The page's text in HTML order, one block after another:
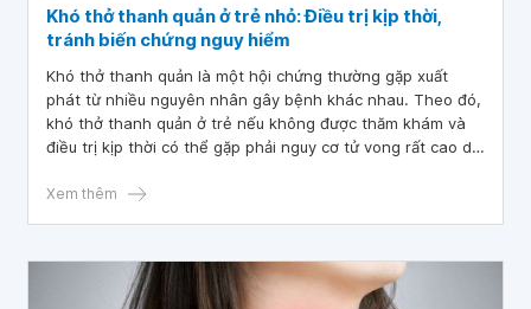
Khó thở thanh quản ở trẻ nhỏ: Điều trị kịp thời,
tránh biến chứng nguy hiểm
Khó thở thanh quản là một hội chứng thường gặp xuất
phát từ nhiều nguyên nhân gây bệnh khác nhau. Theo đó,
khó thở thanh quản ở trẻ nếu không được thăm khám và
điều trị kịp thời có thể gặp phải nguy cơ tử vong rất cao do
bác sĩ phải chẩn đoán nhanh, chính xác và xử trí kịp thời.
Xem thêm